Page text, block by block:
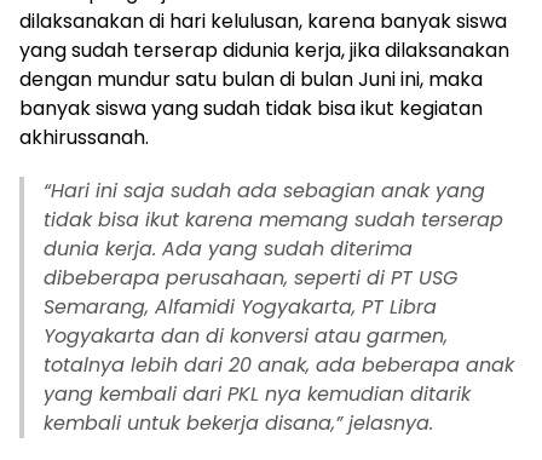
dilaksanakan di hari kelulusan, karena banyak siswa
yang sudah terserap didunia kerja, jika dilaksanakan
dengan mundur satu bulan di bulan Juni ini, maka
banyak siswa yang sudah tidak bisa ikut kegiatan
akhirussanah.
“Hari ini saja sudah ada sebagian anak yang
tidak bisa ikut karena memang sudah terserap
dunia kerja. Ada yang sudah diterima
dibeberapa perusahaan, seperti di PT USG
Semarang, Alfamidi Yogyakarta, PT Libra
Yogyakarta dan di konversi atau garmen,
totalnya lebih dari 20 anak, ada beberapa anak
yang kembali dari PKL nya kemudian ditarik
kembali untuk bekerja disana,” jelasnya.